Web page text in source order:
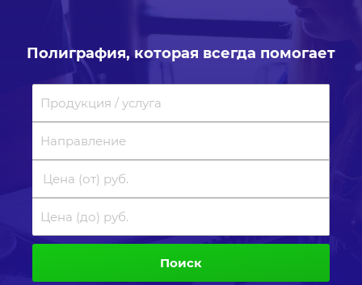
Полиграфия, которая всегда помогает
Поиск